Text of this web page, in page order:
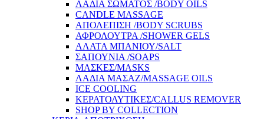
ΛΑΔΙΑ ΣΩΜΑΤΟΣ /BODY OILS
CANDLE MASSAGE
ΑΠΟΛΕΠΙΣΗ /BODY SCRUBS
ΑΦΡΟΛΟΥΤΡΑ /SHOWER GELS
ΑΛΑΤΑ ΜΠΑΝΙΟΥ/SALT
ΣΑΠΟΥΝΙΑ /SOAPS
ΜΑΣΚΕΣ/MASKS
ΛΑΔΙΑ ΜΑΣΑΖ/MASSAGE OILS
ICE COOLING
ΚΕΡΑΤΟΛΥΤΙΚΕΣ/CALLUS REMOVER
SHOP BY COLLECTION